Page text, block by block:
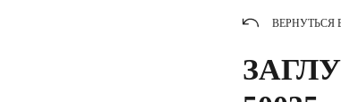
ВЕРНУТЬСЯ